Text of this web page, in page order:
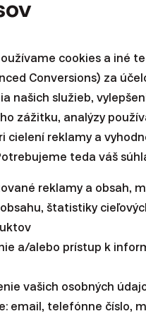
si
šetrite. Bez ohľadu
vždy. Mudrc a
príjmu.
dostatočne
malá, že ju v
Bez ohľadu na
zriadiť si na tento
o sebe vám to hory
bežné výdavky a
cookies a iné
Conversions) za
našich služieb,
zážitku, analýzy
cielení reklamy a
teda váš
reklamy a obsah,
štatistiky
a/alebo prístup k
vašich osobných
email, telefónne číslo,